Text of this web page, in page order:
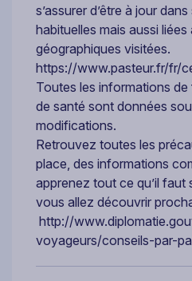
s’assurer d’être à jour
habituelles mais aussi
géographiques visitées.
https://www.pasteur.fr/fr/
Toutes les informations de
de santé sont données
modifications.
Retrouvez toutes les
place, des informations
apprenez tout ce qu’il faut
vous allez découvrir
http://
voyageurs/conseils-par-